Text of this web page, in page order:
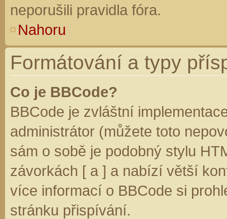
neporušili pravidla fóra.
Nahoru
Formátování a typy
Co je BBCode?
BBCode je zvláštní
administrátor (můžete toto
sám o sobě je podobný stylu
závorkách [ a ] a nabízí větší
více informací o BBCode si
stránku přispívání.